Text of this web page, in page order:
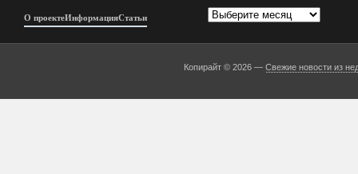
О проектеИнформацияСтатьи Архивы
Копирайт © 2026 —Свежие новости из